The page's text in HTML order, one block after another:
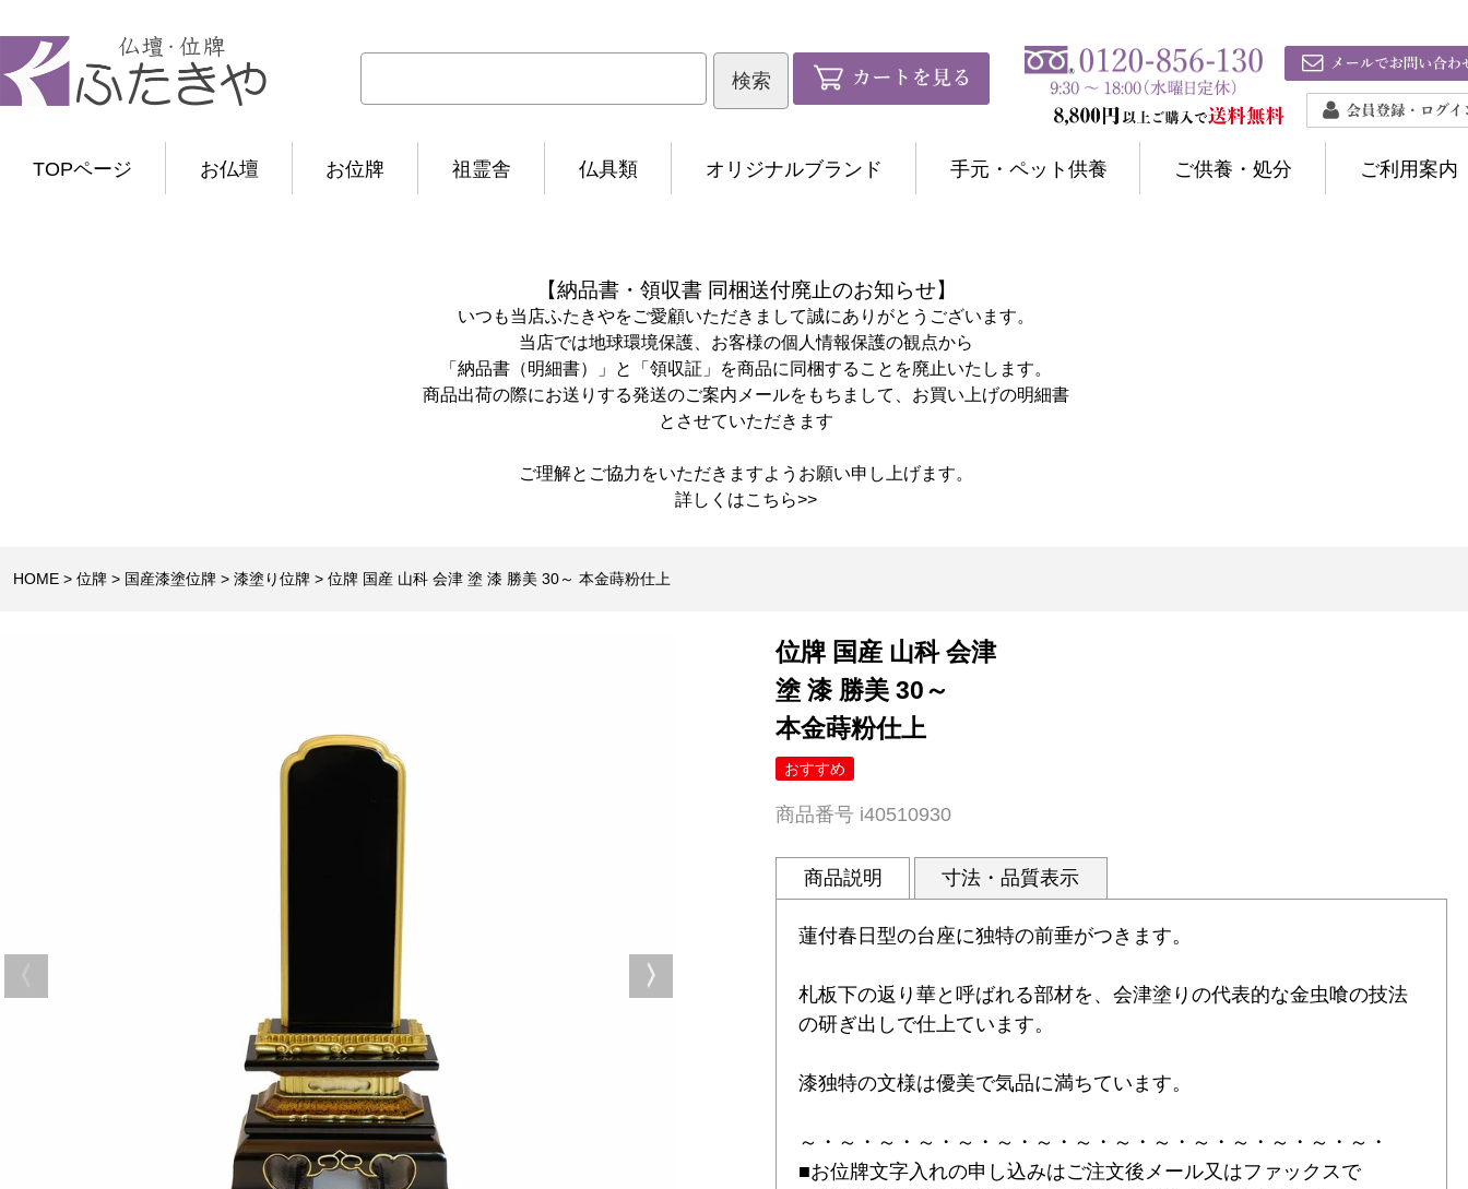
TOPページ お仏壇 お位牌 祖霊舎 仏具類 オリジナルブランド 手元・ペット供養 ご供養・処分 ご利用案内
【納品書・領収書 同梱送付廃止のお知らせ】
いつも当店ふたきやをご愛顧いただきまして誠にありがとうございます。
当店では地球環境保護、お客様の個人情報保護の観点から
「納品書（明細書）」と「領収証」を商品に同梱することを廃止いたします。
商品出荷の際にお送りする発送のご案内メールをもちまして、お買い上げの明細書
とさせていただきます
ご理解とご協力をいただきますようお願い申し上げます。
詳しくはこちら>>
HOME 位牌 国産漆塗位牌 漆塗り位牌 位牌 国産 山科 会津 塗 漆 勝美 30～ 本金蒔粉仕上
位牌 国産 山科 会津
塗 漆 勝美 30～
本金蒔粉仕上
おすすめ
商品番号 i40510930
商品説明 寸法・品質表示
蓮付春日型の台座に独特の前垂がつきます。
札板下の返り華と呼ばれる部材を、会津塗りの代表的な金虫喰の技法
の研ぎ出しで仕上ています。
漆独特の文様は優美で気品に満ちています。
～・～・～・～・～・～・～・～・～・～・～・～・～・～・～・
■お位牌文字入れの申し込みはご注文後メール又はファックスで